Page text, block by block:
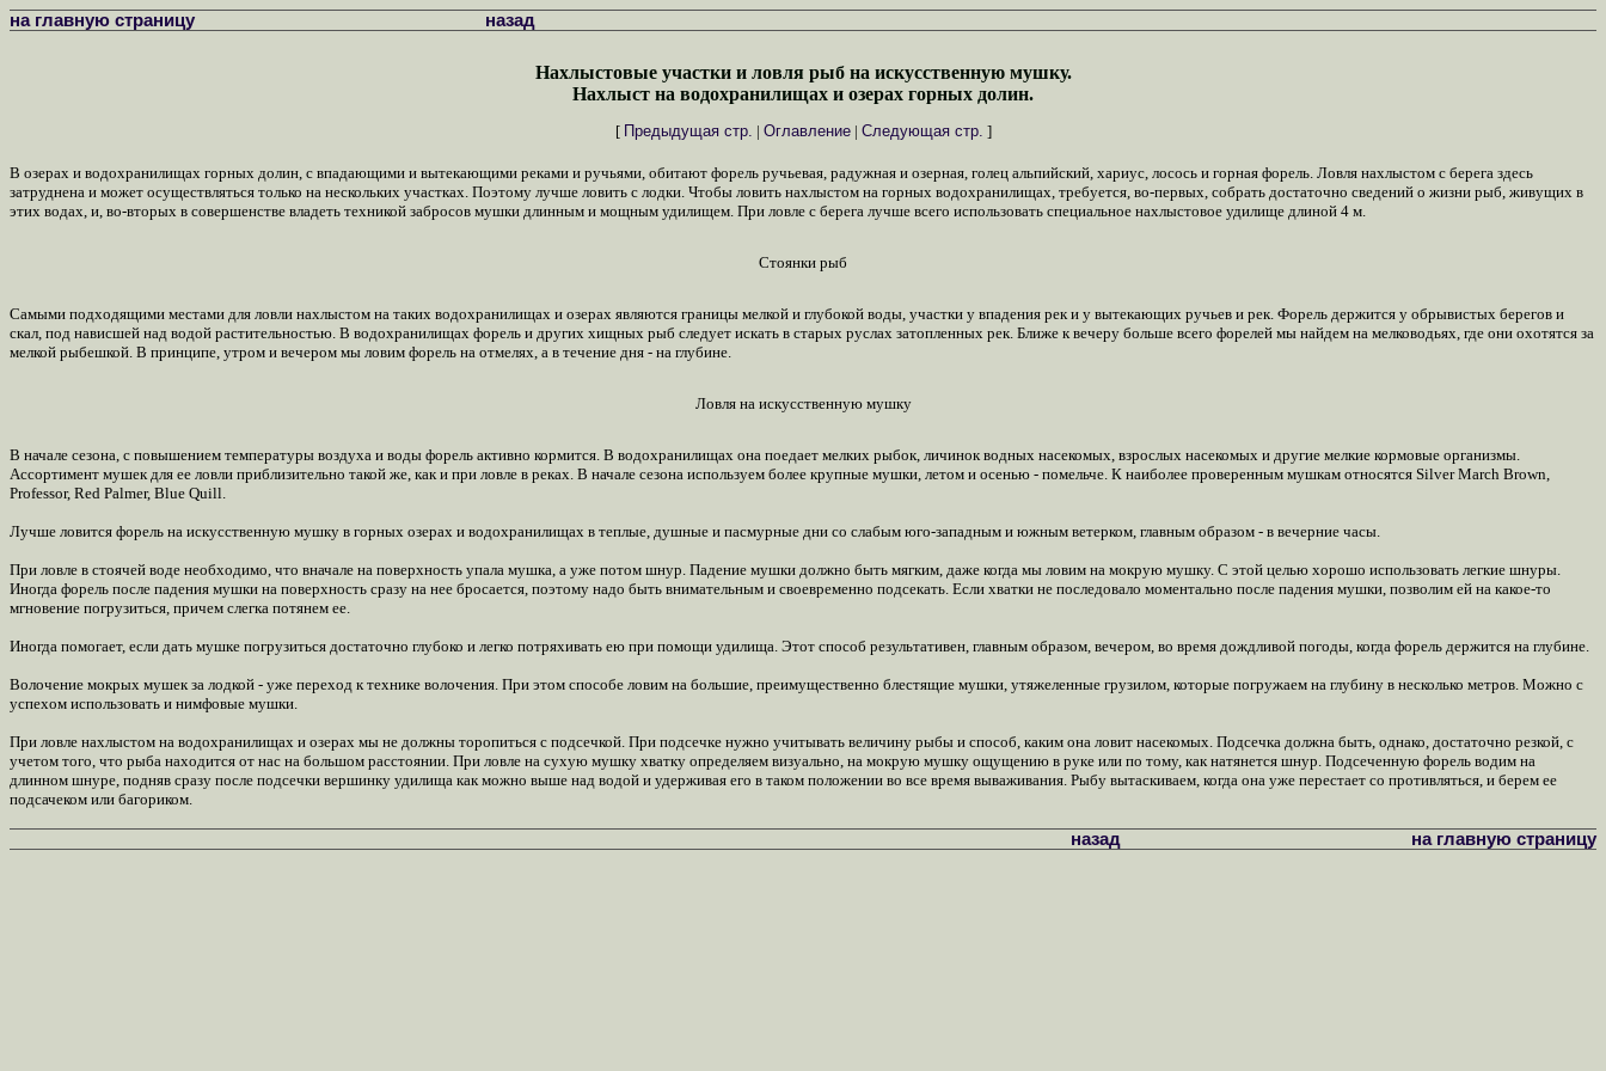
на главную страницу назад
Нахлыстовые участки и ловля рыб на искусственную мушку.
Нахлыст на водохранилищах и озерах горных долин.
[ Предыдущая стр. | Оглавление| Следующая стр. ]
В озерах и водохранилищах горных долин, с впадающими и вытекающими реками и ручьями, обитают форель ручьевая, радужная и озерная, голец альпийский, хариус, лосось и горная форель. Ловля нахлыстом с берега здесь
затруднена и может осуществляться только на нескольких участках. Поэтому лучше ловить с лодки. Чтобы ловить нахлыстом на горных водохранилищах, требуется, во-первых, собрать достаточно сведений о жизни рыб, живущих в
этих водах, и, во-вторых в совершенстве владеть техникой забросов мушки длинным и мощным удилищем. При ловле с берега лучше всего использовать специальное нахлыстовое удилище длиной 4 м.
Стоянки рыб
Самыми подходящими местами для ловли нахлыстом на таких водохранилищах и озерах являются границы мелкой и глубокой воды, участки у впадения рек и у вытекающих ручьев и рек. Форель держится у обрывистых берегов и
скал, под нависшей над водой растительностью. В водохранилищах форель и других хищных рыб следует искать в старых руслах затопленных рек. Ближе к вечеру больше всего форелей мы найдем на мелководьях, где они охотятся за
мелкой рыбешкой. В принципе, утром и вечером мы ловим форель на отмелях, а в течение дня - на глубине.
Ловля на искусственную мушку
В начале сезона, с повышением температуры воздуха и воды форель активно кормится. В водохранилищах она поедает мелких рыбок, личинок водных насекомых, взрослых насекомых и другие мелкие кормовые организмы.
Ассортимент мушек для ее ловли приблизительно такой же, как и при ловле в реках. В начале сезона используем более крупные мушки, летом и осенью - помельче. К наиболее проверенным мушкам относятся Silver March Brown,
Professor, Red Palmer, Blue Quill.
Лучше ловится форель на искусственную мушку в горных озерах и водохранилищах в теплые, душные и пасмурные дни со слабым юго-западным и южным ветерком, главным образом - в вечерние часы.
При ловле в стоячей воде необходимо, что вначале на поверхность упала мушка, а уже потом шнур. Падение мушки должно быть мягким, даже когда мы ловим на мокрую мушку. С этой целью хорошо использовать легкие шнуры.
Иногда форель после падения мушки на поверхность сразу на нее бросается, поэтому надо быть внимательным и своевременно подсекать. Если хватки не последовало моментально после падения мушки, позволим ей на какое-то
мгновение погрузиться, причем слегка потянем ее.
Иногда помогает, если дать мушке погрузиться достаточно глубоко и легко потряхивать ею при помощи удилища. Этот способ результативен, главным образом, вечером, во время дождливой погоды, когда форель держится на глубине.
Волочение мокрых мушек за лодкой - уже переход к технике волочения. При этом способе ловим на большие, преимущественно блестящие мушки, утяжеленные грузилом, которые погружаем на глубину в несколько метров. Можно с
успехом использовать и нимфовые мушки.
При ловле нахлыстом на водохранилищах и озерах мы не должны торопиться с подсечкой. При подсечке нужно учитывать величину рыбы и способ, каким она ловит насекомых. Подсечка должна быть, однако, достаточно резкой, с
учетом того, что рыба находится от нас на большом расстоянии. При ловле на сухую мушку хватку определяем визуально, на мокрую мушку ощущению в руке или по тому, как натянется шнур. Подсеченную форель водим на
длинном шнуре, подняв сразу после подсечки вершинку удилища как можно выше над водой и удерживая его в таком положении во все время вываживания. Рыбу вытаскиваем, когда она уже перестает со противляться, и берем ее
подсачеком или багориком.
назад на главную страницу